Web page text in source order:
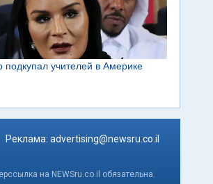
Реклама: advertising@newsru.co.il
на NEWSru.co.il обязательна.